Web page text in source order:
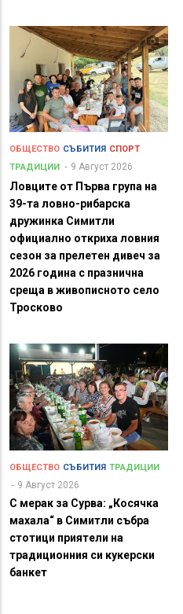
ОБЩЕСТВО СЪБИТИЯ СПОРТ
ТРАДИЦИИ
9 Август 2026
Ловците от Първа група на
39-та ловно-рибарска
дружинка Симитли
официално откриха ловния
сезон за прелетен дивеч за
2026 година с празнична
среща в живописното село
Тросково
ОБЩЕСТВО СЪБИТИЯ ТРАДИЦИИ
9 Август 2026
С мерак за Сурва: „Косячка
махала“ в Симитли събра
стотици приятели на
традиционния си кукерски
банкет